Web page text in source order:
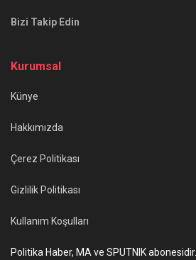
Bizi Takip Edin
Kurumsal
Künye
Hakkımızda
Çerez Politikası
Gizlilik Politikası
Kullanım Koşulları
Politika Haber, MA ve SPUTNIK abonesidir.